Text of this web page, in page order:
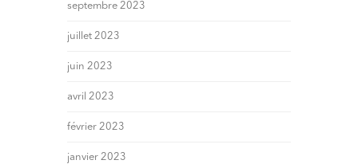
septembre 2023
juillet 2023
juin 2023
avril 2023
février 2023
janvier 2023